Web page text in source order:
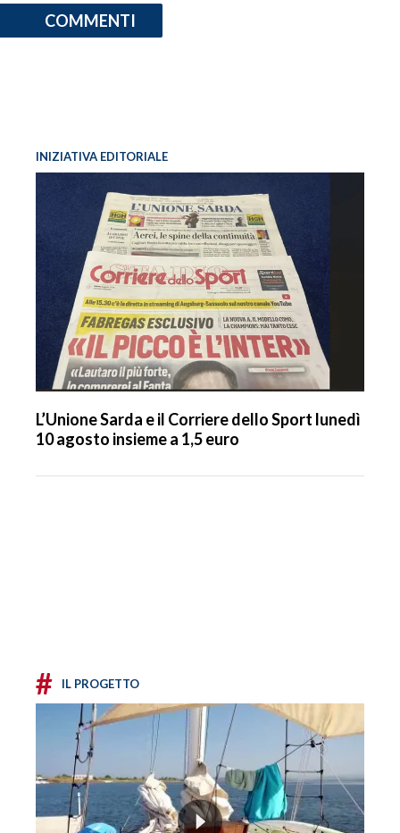
COMMENTI
INIZIATIVA EDITORIALE
L’Unione Sarda e il Corriere dello Sport lunedì
10 agosto insieme a 1,5 euro
# IL PROGETTO